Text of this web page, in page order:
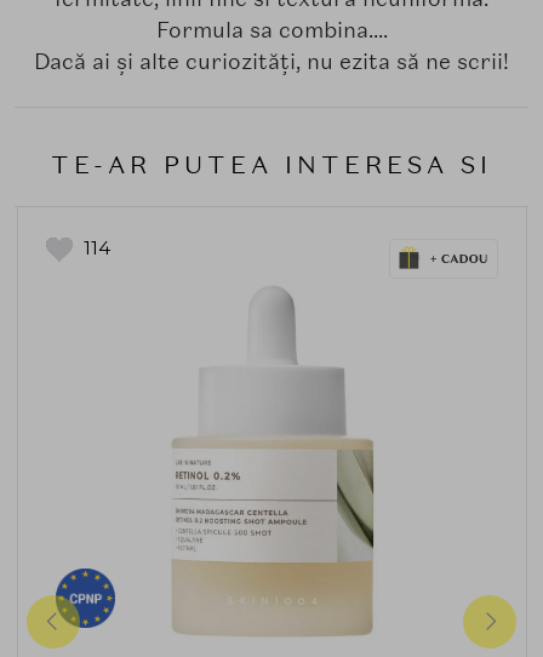
Formula sa combina....
Dacă ai și alte curiozități, nu ezita să ne scrii!
TE-AR PUTEA INTERESA SI
114